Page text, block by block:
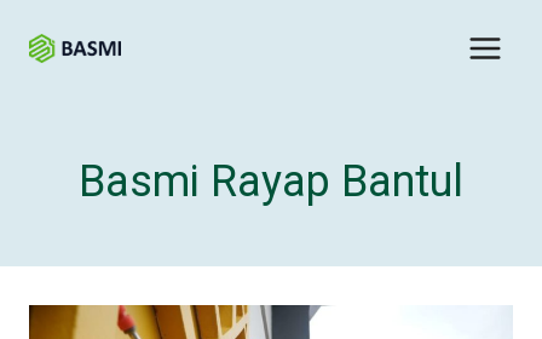
Basmi Rayap Bantul